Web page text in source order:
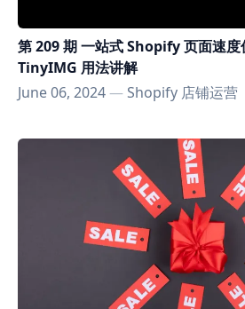
第 209 期 一站式 Shopify 页面速度
TinyIMG 用法讲解
June 06, 2024—Shopify 店铺运营